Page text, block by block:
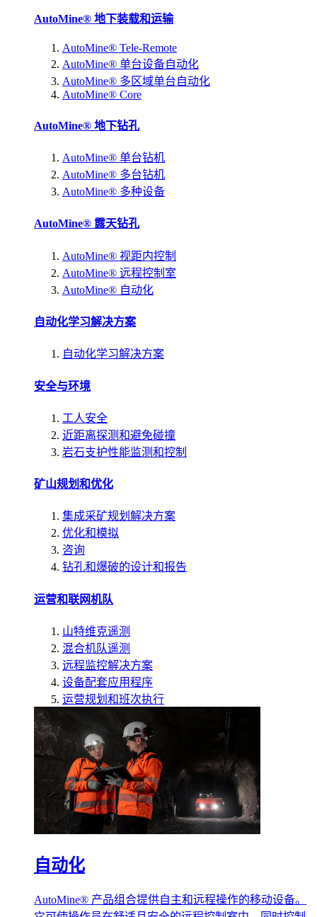
AutoMine® 地下装载和运输
AutoMine® Tele-Remote
AutoMine® 单台设备自动化
AutoMine® 多区域单台自动化
AutoMine® Core
AutoMine® 地下钻孔
AutoMine® 单台钻机
AutoMine® 多台钻机
AutoMine® 多种设备
AutoMine® 露天钻孔
AutoMine® 视距内控制
AutoMine® 远程控制室
AutoMine® 自动化
自动化学习解决方案
自动化学习解决方案
安全与环境
工人安全
近距离探测和避免碰撞
岩石支护性能监测和控制
矿山规划和优化
集成采矿规划解决方案
优化和模拟
咨询
钻孔和爆破的设计和报告
运营和联网机队
山特维克遥测
混合机队遥测
远程监控解决方案
设备配套应用程序
运营规划和班次执行
自动化
AutoMine® 产品组合提供自主和远程操作的移动设备。